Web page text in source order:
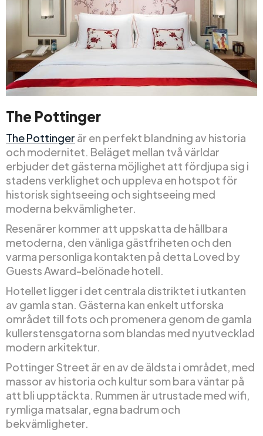
The Pottinger
The Pottinger är en perfekt blandning av historia
och modernitet. Beläget mellan två världar
erbjuder det gästerna möjlighet att fördjupa sig i
stadens verklighet och uppleva en hotspot för
historisk sightseeing och sightseeing med
moderna bekvämligheter.
Resenärer kommer att uppskatta de hållbara
metoderna, den vänliga gästfriheten och den
varma personliga kontakten på detta Loved by
Guests Award-belönade hotell.
Hotellet ligger i det centrala distriktet i utkanten
av gamla stan. Gästerna kan enkelt utforska
området till fots och promenera genom de gamla
kullerstensgatorna som blandas med nyutvecklad
modern arkitektur.
Pottinger Street är en av de äldsta i området, med
massor av historia och kultur som bara väntar på
att bli upptäckta. Rummen är utrustade med wifi,
rymliga matsalar, egna badrum och
bekvämligheter.